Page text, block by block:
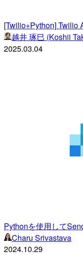
[Twilio+Python] Twilio
越井 琢巳 (Koshii
2025.03.04
Pythonを使用して
Charu Srivastava
2024.10.29